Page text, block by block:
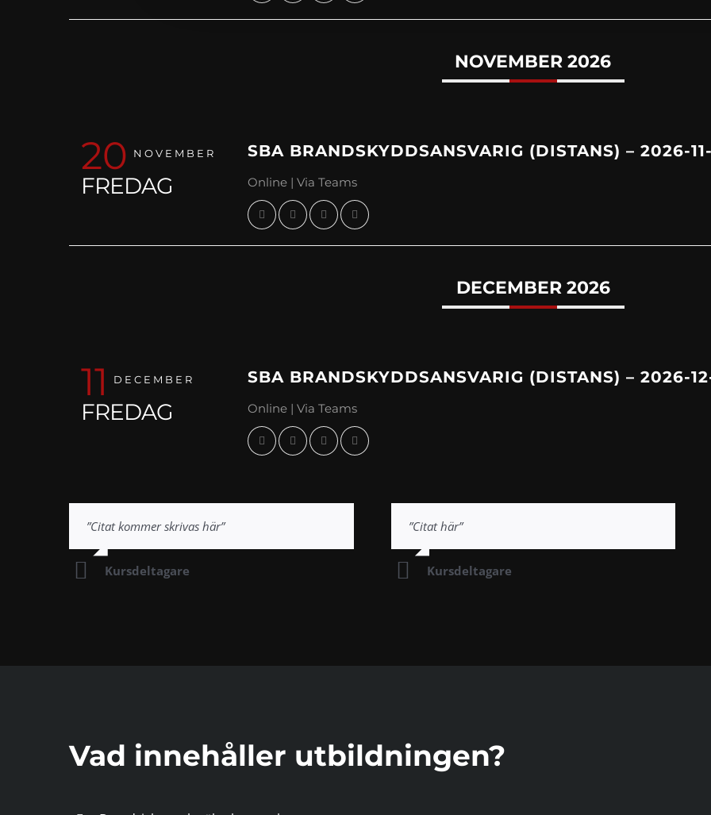
NOVEMBER 2026
20 NOVEMBER
FREDAG
SBA BRANDSKYDDSANSVARIG (DISTANS) – 2026-
Online | Via Teams
DECEMBER 2026
11 DECEMBER
FREDAG
SBA BRANDSKYDDSANSVARIG (DISTANS) – 2026-
Online | Via Teams
”Citat kommer skrivas här”
Kursdeltagare
”Citat här”
Kursdeltagare
Vad innehåller utbildningen?